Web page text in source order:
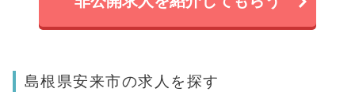
島根県安来市の求人を探す